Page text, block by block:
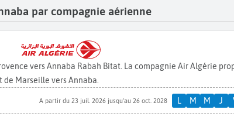
par compagnie aérienne
vers Annaba Rabah Bitat. La compagnie Air Algérie
de Marseille vers Annaba.
A partir du 23 juil. 2026 jusqu'au 26 oct. 2028 L M M J